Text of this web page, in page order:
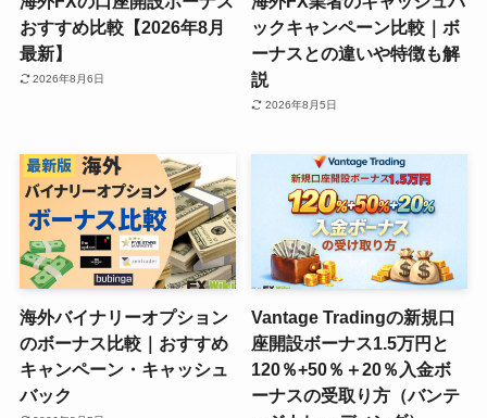
おすすめ比較【2026年8月
最新】
2026年8月6日
ックキャンペーン比較｜ボ
ーナスとの違いや特徴も解
説
2026年8月5日
海外バイナリーオプション
のボーナス比較｜おすすめ
キャンペーン・キャッシュ
バック
Vantage Tradingの新規口
座開設ボーナス1.5万円と
120％+50％＋20％入金ボ
ーナスの受取り方（バンテ